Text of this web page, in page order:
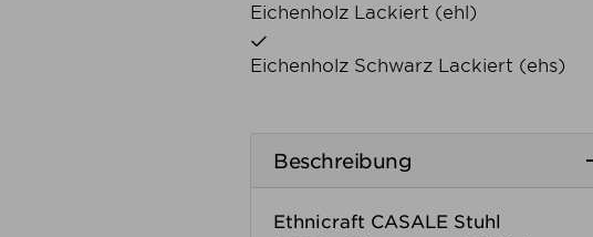
Eichenholz Lackiert (ehl)
Eichenholz Schwarz Lackiert (ehs)
Beschreibung
Ethnicraft CASALE Stuhl